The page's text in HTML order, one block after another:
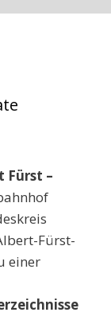
Fürst –
Fürst-
einer